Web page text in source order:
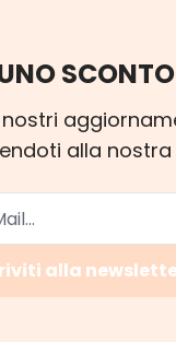
alla nostra
alla